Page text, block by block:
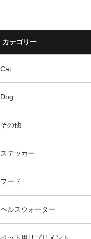
カテゴリー
Cat
Dog
その他
ステッカー
フード
ヘルスウォーター